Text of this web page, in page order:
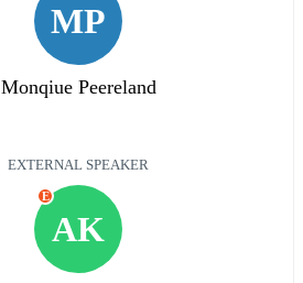
MP
Monqiue Peereland
EXTERNAL SPEAKER
AK
E